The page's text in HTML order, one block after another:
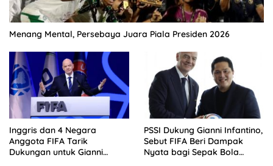
Menang Mental, Persebaya Juara Piala Presiden 2026
Inggris dan 4 Negara
Anggota FIFA Tarik
Dukungan untuk Gianni
PSSI Dukung Gianni Infantino,
Sebut FIFA Beri Dampak
Nyata bagi Sepak Bola